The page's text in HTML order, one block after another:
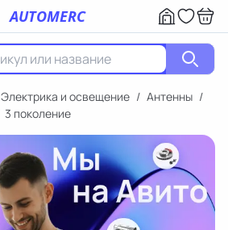
AUTOMERC
Электрика и освещение / Антенны /
3 поколение